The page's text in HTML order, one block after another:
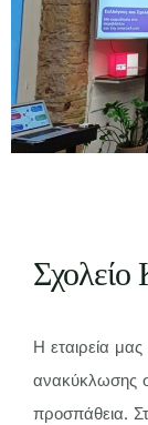
Σχολείο
Η εταιρεία
ανακύκλωσης
προσπάθεια.